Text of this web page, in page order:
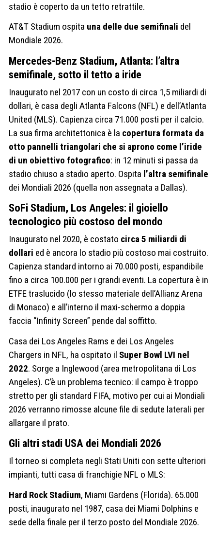
stadio è coperto da un tetto retrattile.
AT&T Stadium ospita una delle due semifinali del
Mondiale 2026.
Mercedes-Benz Stadium, Atlanta: l’altra
semifinale, sotto il tetto a iride
Inaugurato nel 2017 con un costo di circa 1,5 miliardi di
dollari, è casa degli Atlanta Falcons (NFL) e dell’Atlanta
United (MLS). Capienza circa 71.000 posti per il calcio.
La sua firma architettonica è la copertura formata da
otto pannelli triangolari che si aprono come l’iride
di un obiettivo fotografico: in 12 minuti si passa da
stadio chiuso a stadio aperto. Ospita l’altra semifinale
dei Mondiali 2026 (quella non assegnata a Dallas).
SoFi Stadium, Los Angeles: il gioiello
tecnologico più costoso del mondo
Inaugurato nel 2020, è costato circa 5 miliardi di
dollari ed è ancora lo stadio più costoso mai costruito.
Capienza standard intorno ai 70.000 posti, espandibile
fino a circa 100.000 per i grandi eventi. La copertura è in
ETFE traslucido (lo stesso materiale dell’Allianz Arena
di Monaco) e all’interno il maxi-schermo a doppia
faccia “Infinity Screen” pende dal soffitto.
Casa dei Los Angeles Rams e dei Los Angeles
Chargers in NFL, ha ospitato il Super Bowl LVI nel
2022. Sorge a Inglewood (area metropolitana di Los
Angeles). C’è un problema tecnico: il campo è troppo
stretto per gli standard FIFA, motivo per cui ai Mondiali
2026 verranno rimosse alcune file di sedute laterali per
allargare il prato.
Gli altri stadi USA dei Mondiali 2026
Il torneo si completa negli Stati Uniti con sette ulteriori
impianti, tutti casa di franchigie NFL o MLS:
Hard Rock Stadium, Miami Gardens (Florida). 65.000
posti, inaugurato nel 1987, casa dei Miami Dolphins e
sede della finale per il terzo posto del Mondiale 2026.